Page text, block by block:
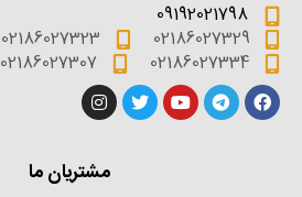
09192021798
02186027329
02186027323
02186027334
02186027307
مشتریان ما